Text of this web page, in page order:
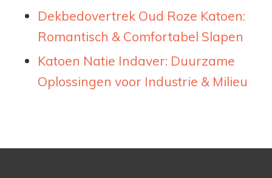
Dekbedovertrek Oud Roze Katoen:
Romantisch & Comfortabel Slapen
Katoen Natie Indaver: Duurzame
Oplossingen voor Industrie & Milieu